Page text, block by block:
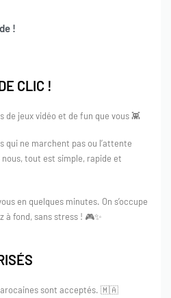
CLIC !
de jeux vidéo et de fun que vous 👾
qui ne marchent pas ou l’attente
tout est simple, rapide et
en quelques minutes. On s’occupe
à fond, sans stress ! 🎮✨
!
sont acceptés. 🇲🇦